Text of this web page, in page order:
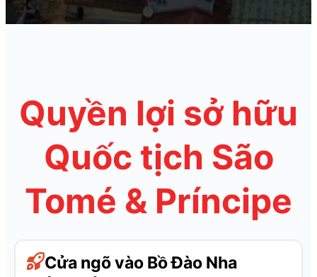
Quyền lợi sở hữu
Quốc tịch São
Tomé & Príncipe
Cửa ngõ vào Bồ Đào Nha